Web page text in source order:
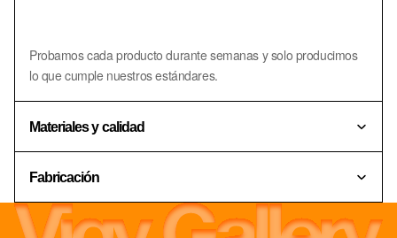
Probamos cada producto durante semanas y solo producimos
lo que cumple nuestros estándares.
Materiales y calidad
Fabricación